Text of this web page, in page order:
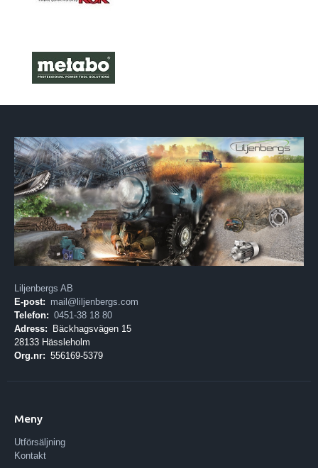
Liljenbergs AB
E-post: mail@liljenbergs.com
Telefon: 0451-38 18 80
Adress:
Bäckhagsvägen 15
28133 Hässleholm
Org.nr: 556169-5379
Meny
Utförsäljning
Kontakt